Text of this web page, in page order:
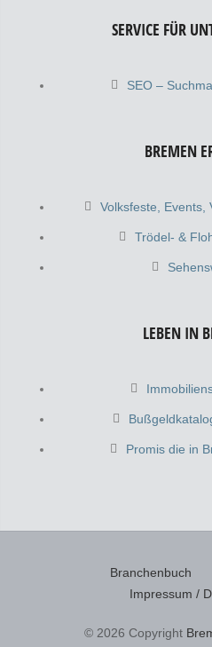
SERVICE FÜR
SEO –
BREMEN
Volksfeste, Events,
Trödel- &
LEBEN IN
Promis die in
Branchenbuch
Impressum /
© 2026 Copyright